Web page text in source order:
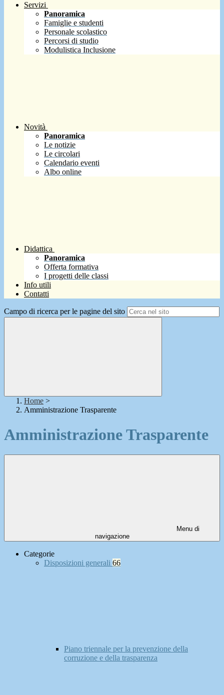
Servizi
Panoramica
Famiglie e studenti
Personale scolastico
Percorsi di studio
Modulistica Inclusione
Novità
Panoramica
Le notizie
Le circolari
Calendario eventi
Albo online
Didattica
Panoramica
Offerta formativa
I progetti delle classi
Info utili
Contatti
Campo di ricerca per le pagine del sito
Home >
Amministrazione Trasparente
Amministrazione Trasparente
Menu di
navigazione
Categorie
Disposizioni generali 66
Piano triennale per la prevenzione della
corruzione e della trasparenza